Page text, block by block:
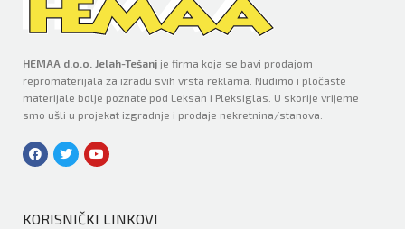
HEMAA d.o.o. Jelah-Tešanj je firma koja se bavi prodajom
repromaterijala za izradu svih vrsta reklama. Nudimo i pločaste
materijale bolje poznate pod Leksan i Pleksiglas. U skorije vrijeme
smo ušli u projekat izgradnje i prodaje nekretnina/stanova.
KORISNIČKI LINKOVI